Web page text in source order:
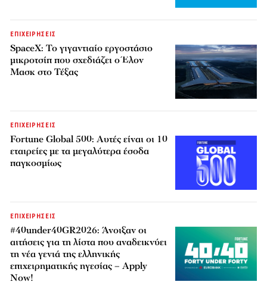
ΕΠΙΧΕΙΡΗΣΕΙΣ
SpaceX: Το γιγαντιαίο εργοστάσιο
μικροτσίπ που σχεδιάζει ο Έλον
Μασκ στο Τέξας
ΕΠΙΧΕΙΡΗΣΕΙΣ
Fortune Global 500: Αυτές είναι οι 10
εταιρείες με τα μεγαλύτερα έσοδα
παγκοσμίως
ΕΠΙΧΕΙΡΗΣΕΙΣ
#40under40GR2026: Άνοιξαν οι
αιτήσεις για τη λίστα που αναδεικνύει
τη νέα γενιά της ελληνικής
επιχειρηματικής ηγεσίας – Apply
Now!